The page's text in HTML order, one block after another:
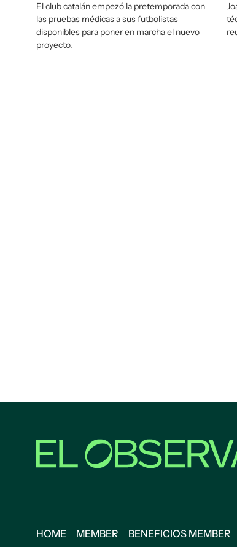
El club catalán empezó la pretemporada con
las pruebas médicas a sus futbolistas
disponibles para poner en marcha el nuevo
proyecto.
HOME MEMBER BENEFICIOS MEMBER